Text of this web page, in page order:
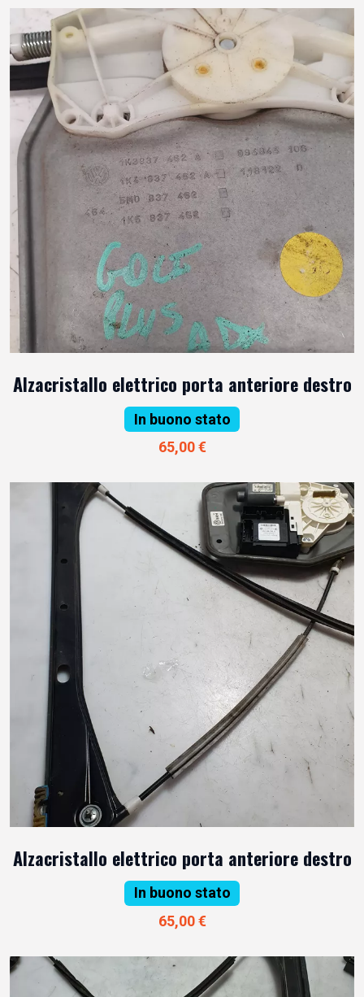
Alzacristallo elettrico porta anteriore destro
In buono stato
65,00 €
Alzacristallo elettrico porta anteriore destro
In buono stato
65,00 €